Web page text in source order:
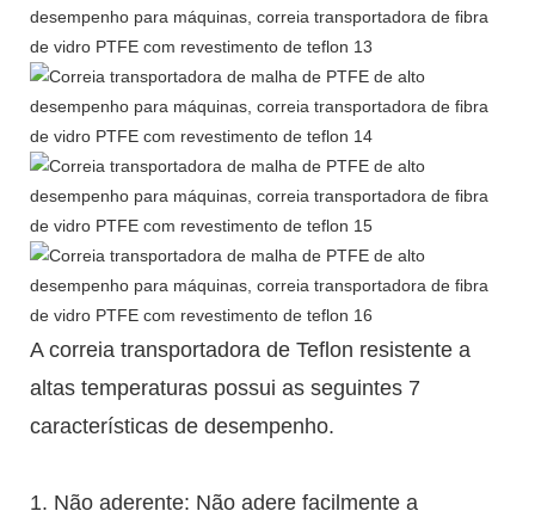
A correia transportadora de Teflon resistente a
altas temperaturas possui as seguintes 7
características de desempenho.
1. Não aderente: Não adere facilmente a